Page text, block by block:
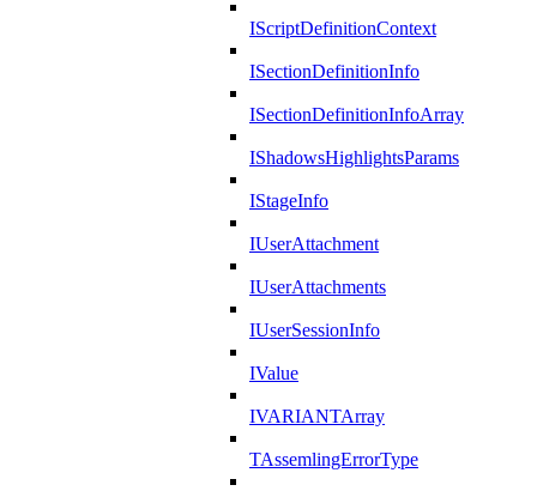
IScriptDefinitionContext
ISectionDefinitionInfo
ISectionDefinitionInfoArray
IShadowsHighlightsParams
IStageInfo
IUserAttachment
IUserAttachments
IUserSessionInfo
IValue
IVARIANTArray
TAssemlingErrorType